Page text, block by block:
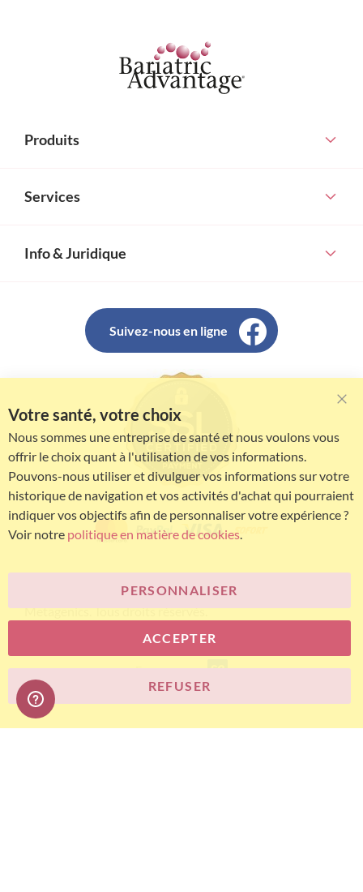
Produits
Services
Info & Juridique
Suivez-nous en ligne
© Bariatric Advantage® est une marque du groupe
Metagenics. Tous droits réservés.
E-commerce
Votre santé, votre choix
Nous sommes une entreprise de santé et nous voulons vous
offrir le choix quant à l'utilisation de vos informations.
Pouvons-nous utiliser et divulguer vos informations sur votre
historique de navigation et vos activités d'achat qui pourraient
indiquer vos objectifs afin de personnaliser votre expérience ?
Voir notre politique en matière de cookies.
ACCEPTER
PERSONNALISER
REFUSER